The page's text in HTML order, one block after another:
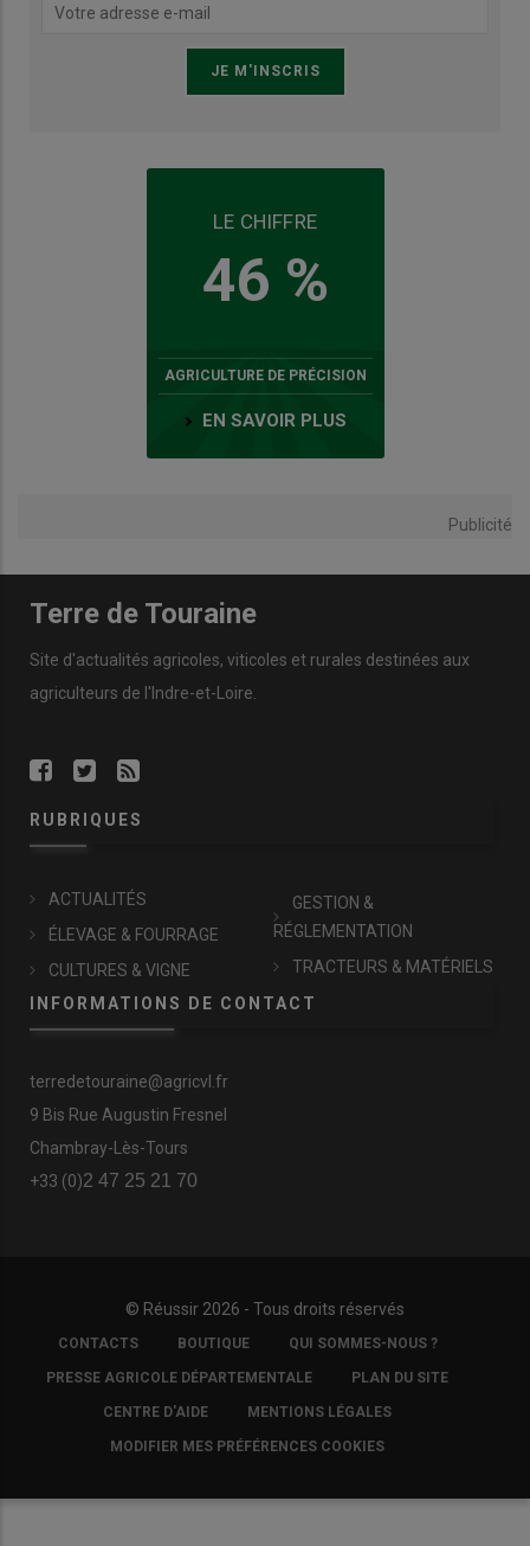
LE CHIFFRE
46 %
AGRICULTURE DE PRÉCISION
EN SAVOIR PLUS
Publicité
Terre de Touraine
Site d'actualités agricoles, viticoles et rurales destinées aux
agriculteurs de l'Indre-et-Loire.
RUBRIQUES
ACTUALITÉS
ÉLEVAGE & FOURRAGE
CULTURES & VIGNE
GESTION &
RÉGLEMENTATION
TRACTEURS & MATÉRIELS
INFORMATIONS DE CONTACT
terredetouraine@agricvl.fr
9 Bis Rue Augustin Fresnel
Chambray-Lès-Tours
+33 (0)2 47 25 21 70
© Réussir 2026 - Tous droits réservés
FOOTER
COPYRIGHT
CONTACTS BOUTIQUE QUI SOMMES-NOUS ?
PRESSE AGRICOLE DÉPARTEMENTALE PLAN DU SITE
CENTRE D'AIDE MENTIONS LÉGALES
MODIFIER MES PRÉFÉRENCES COOKIES